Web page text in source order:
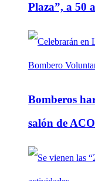
Plaza”, a 50
Bomberos
salón de ACO